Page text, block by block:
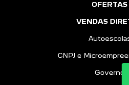
OFERTAS
VENDAS
CNPJ e
Governo